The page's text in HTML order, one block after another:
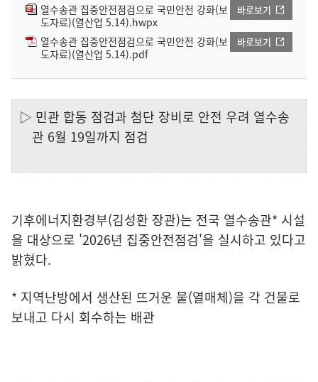
열수송관 집중안전점검으로 국민안전 강화(보
도자료)(열산업 5.14).hwpx
바로보기
열수송관 집중안전점검으로 국민안전 강화(보
도자료)(열산업 5.14).pdf
바로보기
▷ 민관 합동 점검과 첨단 장비로 안전 우려 열수송
관 6월 19일까지 점검
기후에너지환경부(김성환 장관)는 전국 열수송관* 시설
을 대상으로 '2026년 집중안전점검'을 실시하고 있다고
밝혔다.
* 지역난방에서 생산된 뜨거운 물(열매체)을 각 건물로
보내고 다시 회수하는 배관